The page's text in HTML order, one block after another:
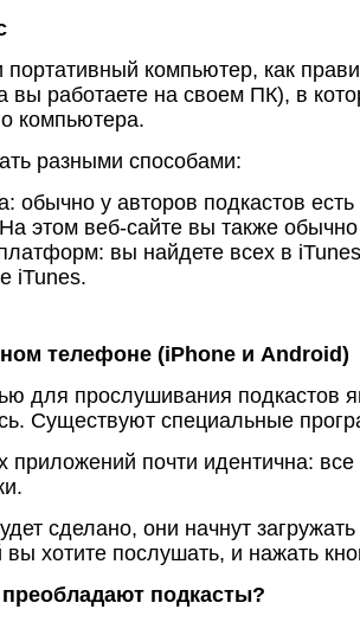
компьютер, как
вы работаете на своем ПК), в
компьютера.
разными способами:
обычно у авторов подкастов
этом веб-сайте вы также
вы найдете всех в
iTunes.
телефоне (iPhone и Android)
для прослушивания подкастов
Существуют специальные
приложений почти идентична:
сделано, они начнут
вы хотите послушать, и нажать
подкасты?